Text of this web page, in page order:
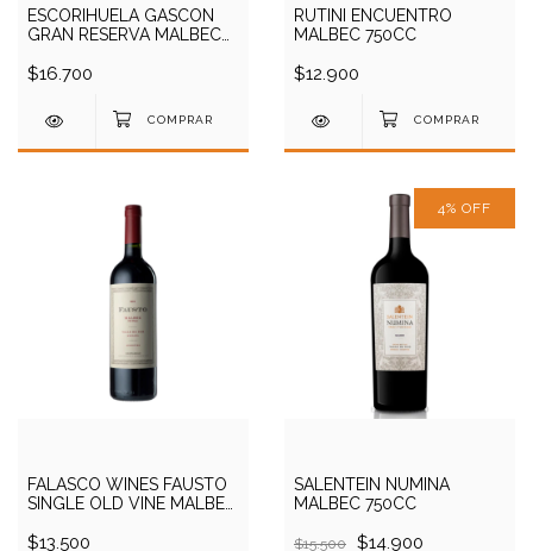
ESCORIHUELA GASCON
GRAN RESERVA MALBEC
$16.700
RUTINI ENCUENTRO
MALBEC 750CC
$12.900
FALASCO WINES FAUSTO
SINGLE OLD VINE MALBEC
$13.500
4% OFF
SALENTEIN NUMINA
MALBEC 750CC
$15.500 $14.900